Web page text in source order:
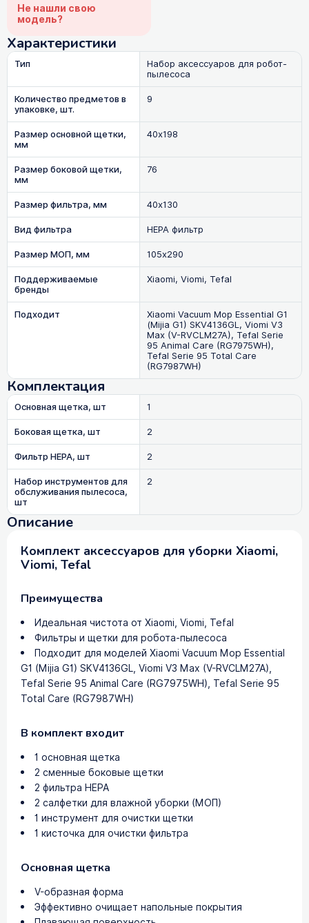
Не нашли свою
модель?
Характеристики
Тип Набор аксессуаров для робот-
пылесоса
Количество предметов в
упаковке, шт.
9
Размер основной щетки,
мм
40х198
Размер боковой щетки,
мм
76
Размер фильтра, мм
40х130
Вид фильтра
HEPA фильтр
Размер МОП, мм
105х290
Поддерживаемые
бренды
Xiaomi, Viomi, Tefal
Подходит Xiaomi Vacuum Mop Essential G1
(Mijia G1) SKV4136GL, Viomi V3
Max (V-RVCLM27A), Tefal Serie
95 Animal Care (RG7975WH),
Tefal Serie 95 Total Care
(RG7987WH)
Комплектация
Основная щетка, шт
1
Боковая щетка, шт
2
Фильтр HEPA, шт
2
Набор инструментов для
обслуживания пылесоса,
шт
2
Описание
Комплект аксессуаров для уборки Xiaomi,
Viomi, Tefal
Преимущества
Идеальная чистота от Xiaomi, Viomi, Tefal
Фильтры и щетки для робота-пылесоса
Подходит для моделей Xiaomi Vacuum Mop Essential
G1 (Mijia G1) SKV4136GL, Viomi V3 Max (V-RVCLM27A),
Tefal Serie 95 Animal Care (RG7975WH), Tefal Serie 95
Total Care (RG7987WH)
В комплект входит
1 основная щетка
2 сменные боковые щетки
2 фильтра HEPA
2 салфетки для влажной уборки (МОП)
1 инструмент для очистки щетки
1 кисточка для очистки фильтра
Основная щетка
V-образная форма
Эффективно очищает напольные покрытия